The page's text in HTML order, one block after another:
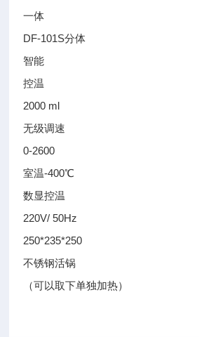
一体
DF-101S分体
智能
控温
2000 ml
无级调速
0-2600
室温-400℃
数显控温
220V/ 50Hz
250*235*250
不锈钢活锅
（可以取下单独加热）